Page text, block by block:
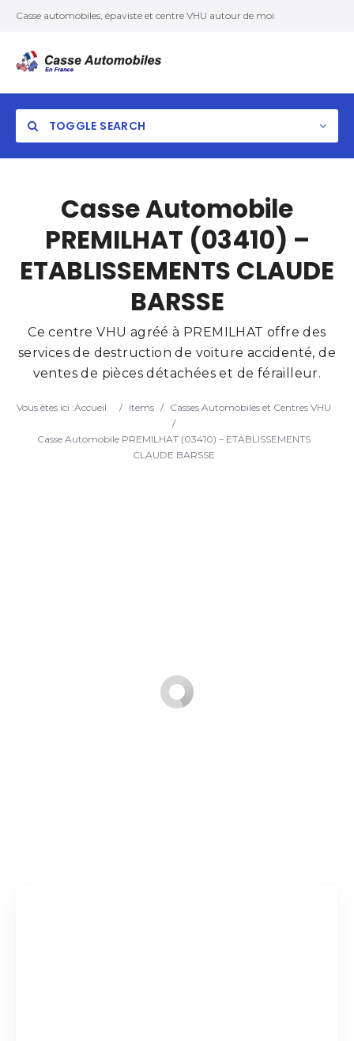
Casse automobiles, épaviste et centre VHU autour de moi
TOGGLE SEARCH
Search
Casse Automobile
PREMILHAT (03410) –
ETABLISSEMENTS CLAUDE
BARSSE
Ce centre VHU agréé à PREMILHAT offre des
services de destruction de voiture accidenté, de
ventes de pièces détachées et de férailleur.
Vous êtes ici :Accueil / Items / Casses Automobiles et Centres VHU
/
Casse Automobile PREMILHAT (03410) – ETABLISSEMENTS
CLAUDE BARSSE